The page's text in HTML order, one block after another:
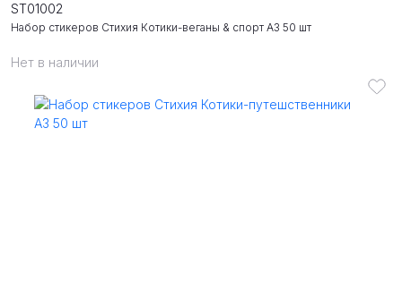
Нет в наличии
Набор стикеров Стихия Котики-веганы & спорт А3 50 шт
ST01002